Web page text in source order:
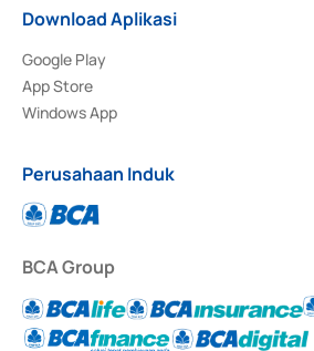
Download Aplikasi
Google Play
App Store
Windows App
Perusahaan Induk
BCA Group